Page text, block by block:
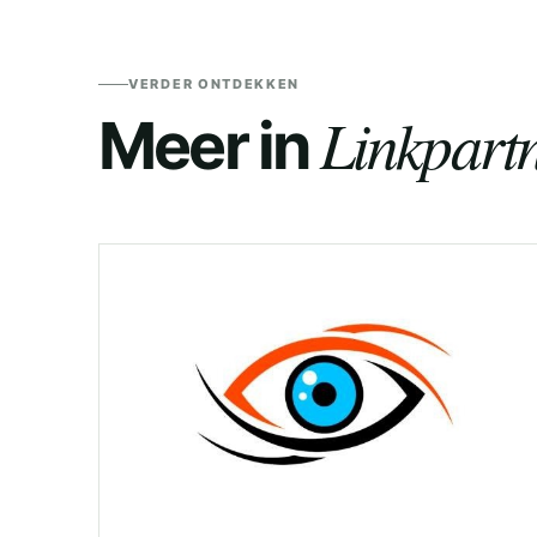
VERDER ONTDEKKEN
Meer in